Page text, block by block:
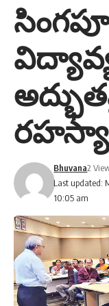
Last updated:
10:05 am
Bhuvana2